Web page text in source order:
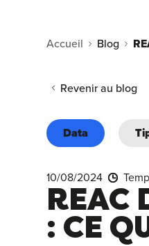
Accueil Blog
Revenir au blog
Data
10/08/2024
REAC
: CE